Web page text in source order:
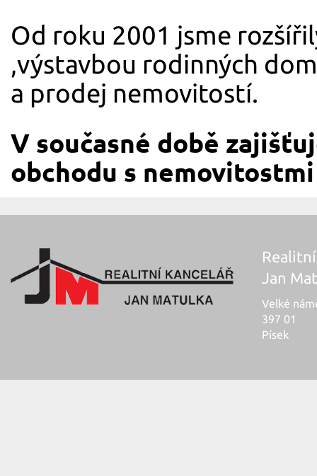
Od roku 2001 jsme
,výstavbou rodinných
a prodej nemovitostí.
V současné době
obchodu s
Jan
Velké
397 01
Písek